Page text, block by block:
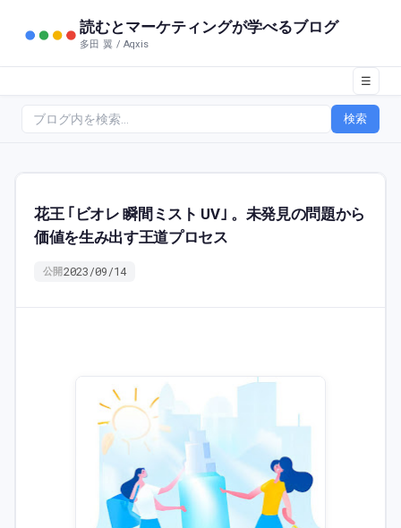
読むとマーケティングが学べるブログ
多田 翼 / Aqxis
☰
検索
花王 ｢ビオレ 瞬間ミスト UV｣ 。未発見の問題から
価値を生み出す王道プロセス
公開2023/09/14